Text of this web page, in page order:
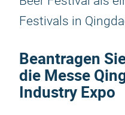
Festivals in
Beantragen
die Messe
Industry Expo